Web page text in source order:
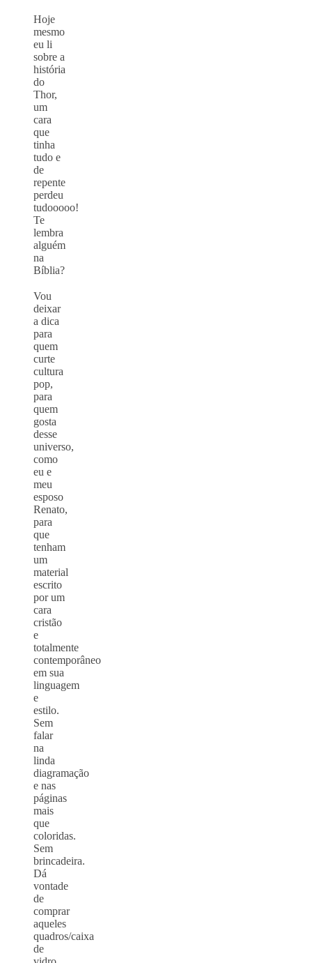
Hoje
mesmo
eu li
sobre a
história
do
Thor,
um
cara
que
tinha
tudo e
de
repente
perdeu
tudooooo!
Te
lembra
alguém
na
Bíblia?
Vou
deixar
a dica
para
quem
curte
cultura
pop,
para
quem
gosta
desse
universo,
como
eu e
meu
esposo
Renato,
para
que
tenham
um
material
escrito
por um
cara
cristão
e
totalmente
contemporâneo
em sua
linguagem
e
estilo.
Sem
falar
na
linda
diagramação
e nas
páginas
mais
que
coloridas.
Sem
brincadeira.
Dá
vontade
de
comprar
aqueles
quadros/caixa
de